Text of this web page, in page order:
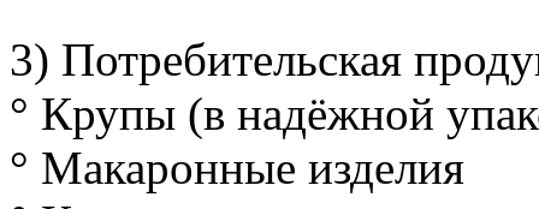
3) Потребительская
° Крупы (в надёжной
° Макаронные изделия